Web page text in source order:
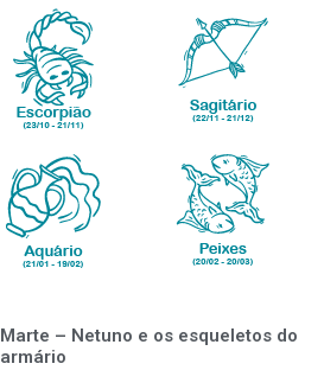
Marte – Netuno e os esqueletos do
armário